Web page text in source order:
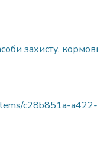
захисту, кормові
c28b851a-a422-